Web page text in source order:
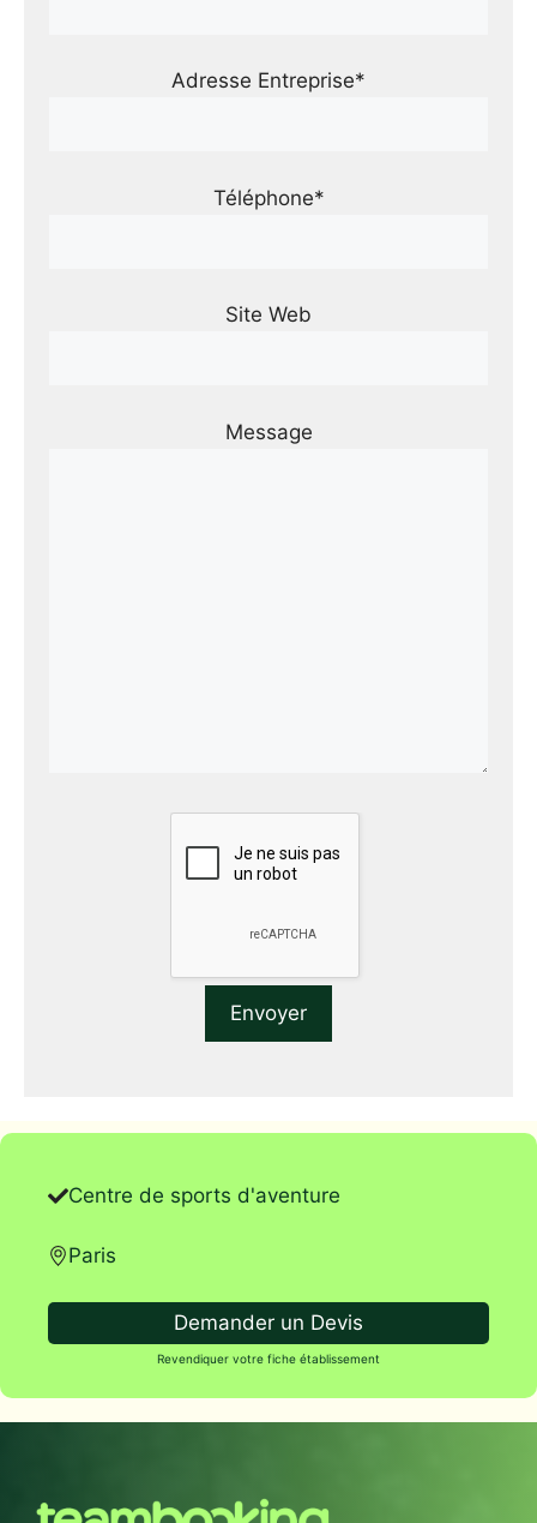
Adresse Entreprise*
Téléphone*
Site Web
Message
Centre de sports d'aventure
Paris
Demander un Devis
Revendiquer votre fiche établissement